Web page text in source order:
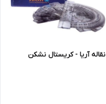
نقاله آریا - کریستال نشکن